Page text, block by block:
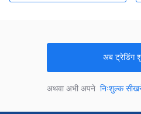
अब ट्रेडिंग
अथवा अभी अपने निःशुल्क